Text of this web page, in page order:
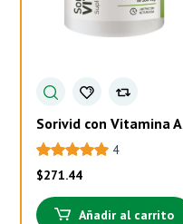
Sorivid con Vitamina A
4
$271.44
Añadir al carrito